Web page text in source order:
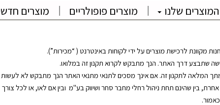
המוצרים שלנו מוצרים פופולריים מוצרים
מקוונת לרכישת מוצרים על ידי לקוחות באינטרנט ( “מכירות”).
שתבצע דרך האתר. הנך מתבקש לקרוא תקנון זה במלואו.
המלאה לתקנון זה. אם אינך מסכים לתנאי מתנאי האתר הנך מתבקש לא
בין שהינם תחת ניהול רחלי מחבר סחר ושיווק בע"מ ובין אם לאו, או לכל צורך